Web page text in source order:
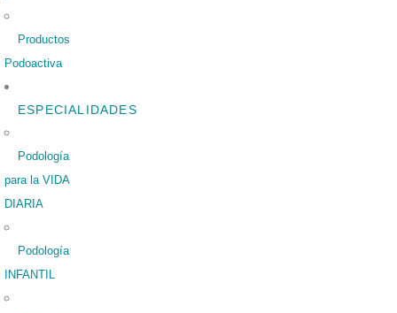
Productos
Podoactiva
ESPECIALIDADES
Podología
para la VIDA
DIARIA
Podología
INFANTIL